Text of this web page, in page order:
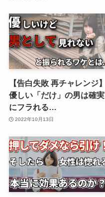
【告白失敗 再チャレンジ】
優しい「だけ」の男は確実
にフラれる…
2022年10月13日